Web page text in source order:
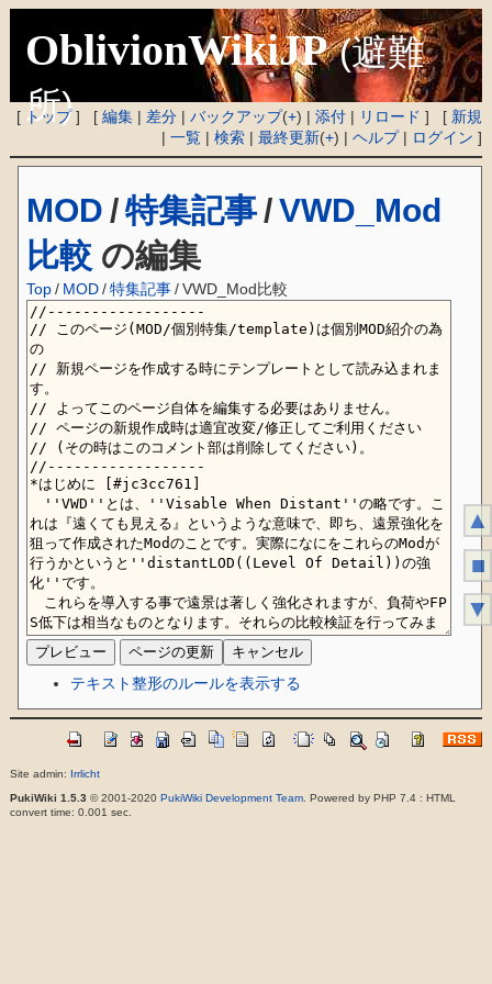
OblivionWikiJP (避難
所)
[ トップ] [編集 | 差分 |バックアップ(+) |添付 | リロード ] [ 新規
|一覧 |検索 |最終更新(+) |ヘルプ| ログイン ]
MOD /特集記事 /VWD_Mod
比較 の編集
Top / MOD/特集記事/ VWD_Mod比較
テキスト整形のルールを表示する
Site admin: Irrlicht
PukiWiki 1.5.3 © 2001-2020 PukiWiki Development Team. Powered by PHP 7.4 : HTML
convert time: 0.001 sec.
▲
■
▼